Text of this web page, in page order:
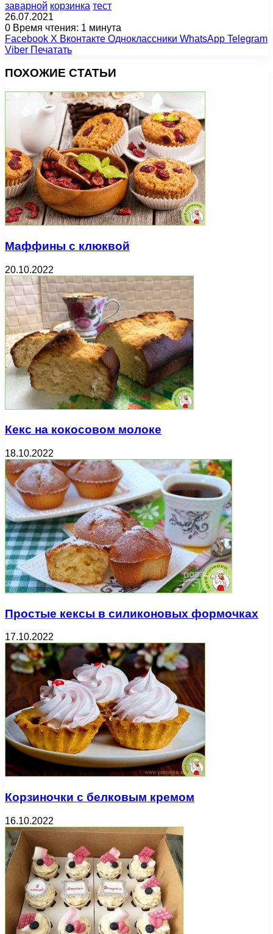
заварной корзинка тест
26.07.2021
0 Время чтения: 1 минута
Facebook X Вконтакте Одноклассники WhatsApp Telegram
Viber Печатать
ПОХОЖИЕ СТАТЬИ
Маффины с клюквой
20.10.2022
Кекс на кокосовом молоке
18.10.2022
Простые кексы в силиконовых формочках
17.10.2022
Корзиночки с белковым кремом
16.10.2022